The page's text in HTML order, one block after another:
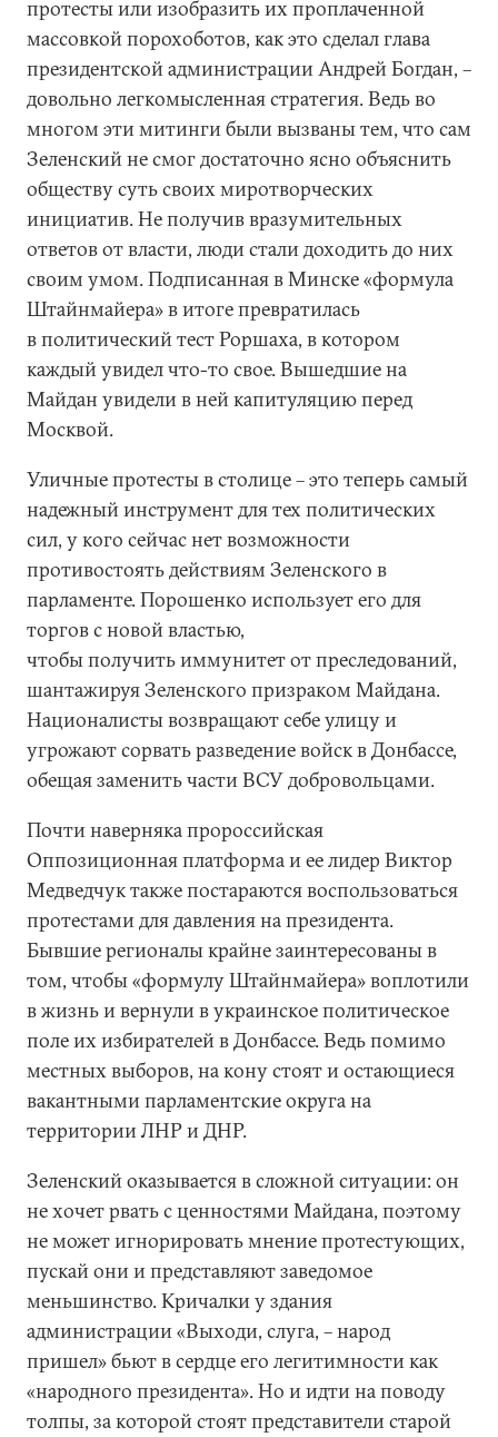
протесты или изобразить их проплаченной
массовкой порохоботов, как это сделал глава
президентской администрации Андрей Богдан, –
довольно легкомысленная стратегия. Ведь во
многом эти митинги были вызваны тем, что сам
Зеленский не смог достаточно ясно объяснить
обществу суть своих миротворческих
инициатив. Не получив вразумительных
ответов от власти, люди стали доходить до них
своим умом. Подписанная в Минске «формула
Штайнмайера» в итоге превратилась
в политический тест Роршаха, в котором
каждый увидел что-то свое. Вышедшие на
Майдан увидели в ней капитуляцию перед
Москвой.
Уличные протесты в столице – это теперь самый
надежный инструмент для тех политических
сил, у кого сейчас нет возможности
противостоять действиям Зеленского в
парламенте. Порошенко использует его для
торгов с новой властью,
чтобы получить иммунитет от преследований,
шантажируя Зеленского призраком Майдана.
Националисты возвращают себе улицу и
угрожают сорвать разведение войск в Донбассе,
обещая заменить части ВСУ добровольцами.
Почти наверняка пророссийская
Оппозиционная платформа и ее лидер Виктор
Медведчук также постараются воспользоваться
протестами для давления на президента.
Бывшие регионалы крайне заинтересованы в
том, чтобы «формулу Штайнмайера» воплотили
в жизнь и вернули в украинское политическое
поле их избирателей в Донбассе. Ведь помимо
местных выборов, на кону стоят и остающиеся
вакантными парламентские округа на
территории ЛНР и ДНР.
Зеленский оказывается в сложной ситуации: он
не хочет рвать с ценностями Майдана, поэтому
не может игнорировать мнение протестующих,
пускай они и представляют заведомое
меньшинство. Кричалки у здания
администрации «Выходи, слуга, – народ
пришел» бьют в сердце его легитимности как
«народного президента». Но и идти на поводу
толпы, за которой стоят представители старой